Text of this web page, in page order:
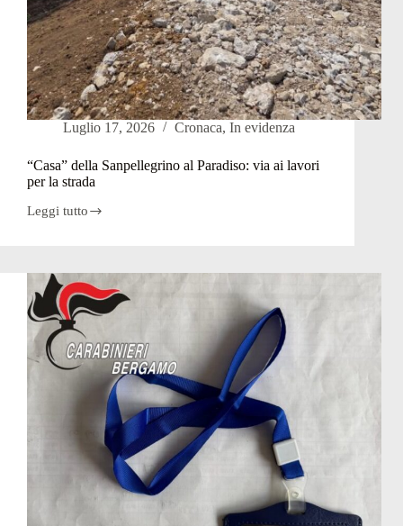
Luglio 17, 2026 Cronaca, In evidenza
“Casa” della Sanpellegrino al Paradiso: via ai lavori
per la strada
Leggi tutto
“Casa”
Paradiso:
via
ai
lavori
per
la
strada